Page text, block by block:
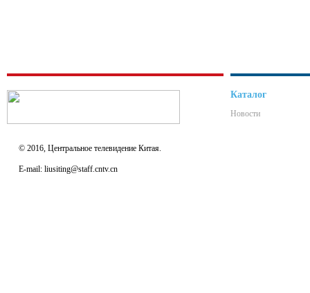
© 2016, Центральное телевидение Китая.
E-mail: liusiting@staff.cntv.cn
Каталог
Новости